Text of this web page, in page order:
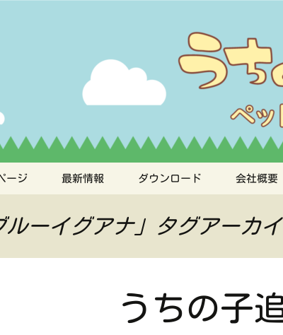
ちの子手帳
ージ 最新情報 ダウンロード 会社概要
ルーイグアナ」タグアーカ
うちの子